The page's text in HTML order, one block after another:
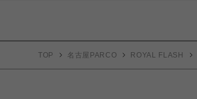
TOP 名古屋PARCO ROYAL FLASH